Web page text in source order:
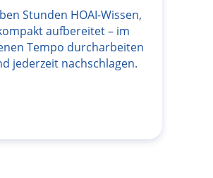
Stunden HOAI-Wissen,
aufbereitet – im
Tempo durcharbeiten
jederzeit nachschlagen.